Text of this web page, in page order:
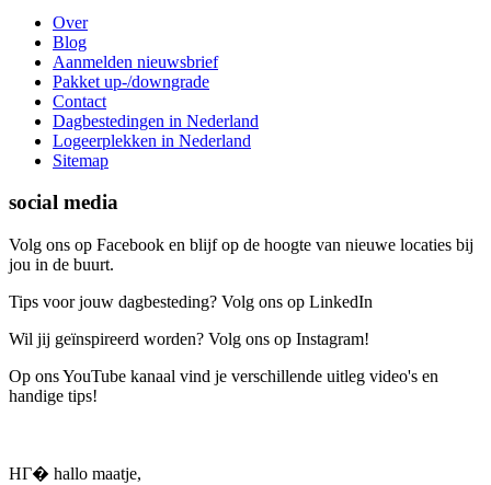
Over
Blog
Aanmelden nieuwsbrief
Pakket up-/downgrade
Contact
Dagbestedingen in Nederland
Logeerplekken in Nederland
Sitemap
social media
Volg ons op Facebook en blijf op de hoogte van nieuwe locaties bij
jou in de buurt.
Tips voor jouw dagbesteding? Volg ons op LinkedIn
Wil jij geïnspireerd worden? Volg ons op Instagram!
Op ons YouTube kanaal vind je verschillende uitleg video's en
handige tips!
HГ� hallo maatje,